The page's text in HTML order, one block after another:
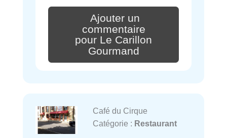
Ajouter un
commentaire
pour Le Carillon
Gourmand
Café du Cirque
Catégorie : Restaurant